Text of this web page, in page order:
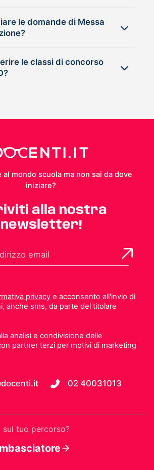
le domande di Messa
le classi di concorso
al mondo scuola ma non sai da dove
iniziare?
alla nostra
newsletter!
privacye acconsento all'invio di
anche sms, da parte del titolare
analisi e condivisione delle
partner terzi per motivi di marketing
02 40031013
tuo percorso?